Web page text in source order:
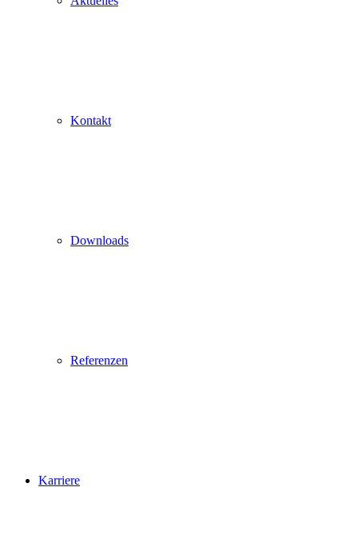
Kontakt
Downloads
Referenzen
Karriere